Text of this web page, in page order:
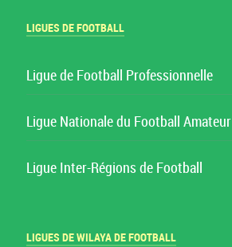
LIGUES DE FOOTBALL
Ligue de Football Professionnelle
Ligue Nationale du Football Amateur
Ligue Inter-Régions de Football
LIGUES DE WILAYA DE FOOTBALL